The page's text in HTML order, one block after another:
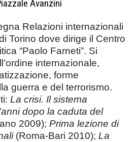
Avanzini
Relazioni internazionali
Torino dove dirige il Centro
“Paolo Farneti”. Si
internazionale,
forme
guerra e del terrorismo.
La crisi. Il sistema
dopo la caduta del
2009); Prima lezione di
(Roma-Bari 2010); La